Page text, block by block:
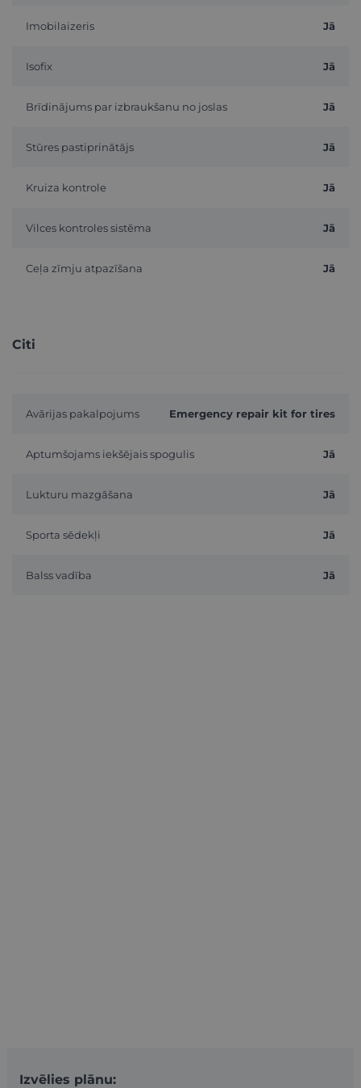
Izvēlies plānu:
Imobilaizeris Jā
Isofix Jā
Brīdinājums par izbraukšanu no joslas Jā
Stūres pastiprinātājs Jā
Kruiza kontrole Jā
Vilces kontroles sistēma Jā
Ceļa zīmju atpazīšana Jā
Citi
Avārijas pakalpojums Emergency repair kit for tires
Aptumšojams iekšējais spogulis Jā
Lukturu mazgāšana Jā
Sporta sēdekļi Jā
Balss vadība Jā